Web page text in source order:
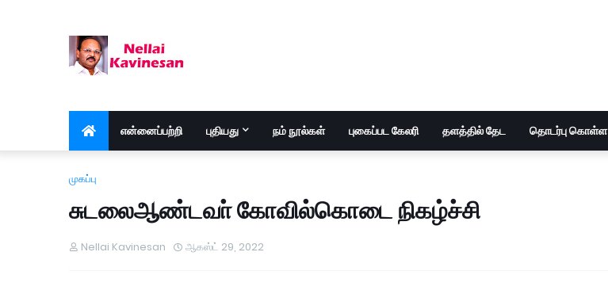
என்னைப்பற்றி புதியது நம் நூல்கள் புகைப்பட கேலரி தளத்தில் தேட தொடர்பு கொள்ள
முகப்பு
சுடலைஆண்டவா் கோவில்கொடை நிகழ்ச்சி
Nellai Kavinesan ஆகஸ்ட் 29, 2022